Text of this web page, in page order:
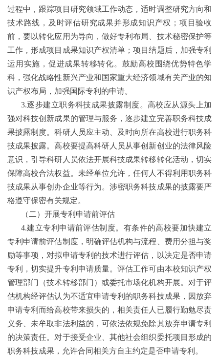
过程中，跟踪项目研究领域工作动态，适时调整研究方向和
技术路线，及时评估研究成果并形成知识产权；项目验收
前，要以转化应用为导向，做好专利布局、技术秘密保护等
工作，形成项目成果知识产权清单；项目结题后，加强专利
运用实施，促进成果转移转化。鼓励高校围绕优势特色学
科，强化战略性新兴产业和国家重大经济领域有关产业的知
识产权布局，加强国际专利的申请。
3.逐步建立职务科技成果披露制度。高校应从源头上加
强对科技创新成果的管理与服务，逐步建立完善职务科技成
果披露制度。科研人员应主动、及时向所在高校进行职务科
技成果披露。高校要提高科研人员从事创新创业的法律风险
意识，引导科研人员依法开展科技成果转移转化活动，切实
保障高校合法权益。未经单位允许，任何人不得利用职务科
技成果从事创办企业等行为。涉密职务科技成果的披露要严
格遵守保密有关规定。
（二）开展专利申请前评估
4.建立专利申请前评估制度。有条件的高校要加快建立
专利申请前评估制度，明确评估机构与流程、费用分担与奖
励等事项，对拟申请专利的技术进行评估，以决定是否申请
专利，切实提升专利申请质量。评估工作可由本校知识产权
管理部门（技术转移部门）或委托市场化机构开展。对于评
估机构经评估认为不适宜申请专利的职务科技成果，因放弃
申请专利而给高校带来损失的，相关责任人已履行勤勉尽责
义务、未牟取非法利益的，可依法依规免除其放弃申请专利
的决策责任。对于接受企业、其他社会组织委托项目形成的
职务科技成果，允许合同相关方自主约定是否申请专利。